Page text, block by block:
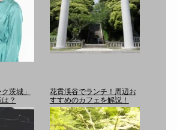
茨城」
？
花貫渓谷でランチ！周辺お
すすめのカフェを解説！